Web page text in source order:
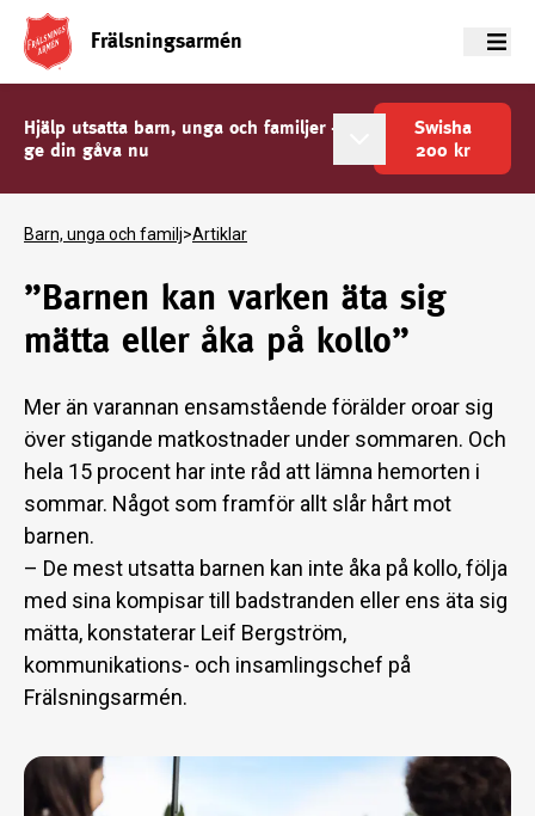
Frälsningsarmén Meny
Hjälp utsatta barn, unga och familjer -
ge din gåva nu
Swisha
200 kr
Barn, unga och familj>Artiklar
”Barnen kan varken äta sig
mätta eller åka på kollo”
Mer än varannan ensamstående förälder oroar sig
över stigande matkostnader under sommaren. Och
hela 15 procent har inte råd att lämna hemorten i
sommar. Något som framför allt slår hårt mot
barnen.
– De mest utsatta barnen kan inte åka på kollo, följa
med sina kompisar till badstranden eller ens äta sig
mätta, konstaterar Leif Bergström,
kommunikations- och insamlingschef på
Frälsningsarmén.